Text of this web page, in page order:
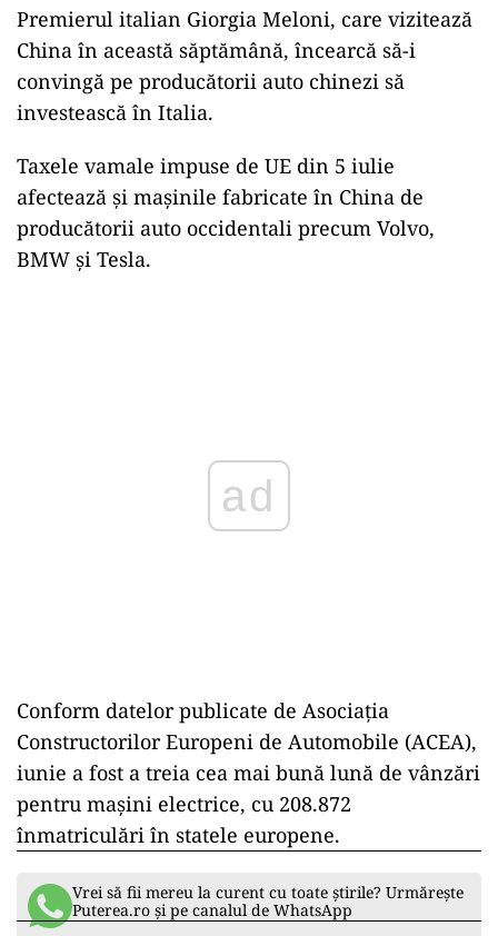
Premierul italian Giorgia Meloni, care vizitează
China în această săptămână, încearcă să-i
convingă pe producătorii auto chinezi să
investească în Italia.
Taxele vamale impuse de UE din 5 iulie
afectează şi maşinile fabricate în China de
producătorii auto occidentali precum Volvo,
BMW şi Tesla.
ad
Conform datelor publicate de Asociaţia
Constructorilor Europeni de Automobile (ACEA),
iunie a fost a treia cea mai bună lună de vânzări
pentru maşini electrice, cu 208.872
înmatriculări în statele europene.
Vrei să fii mereu la curent cu toate știrile? Urmărește
Puterea.ro și pe canalul de WhatsApp